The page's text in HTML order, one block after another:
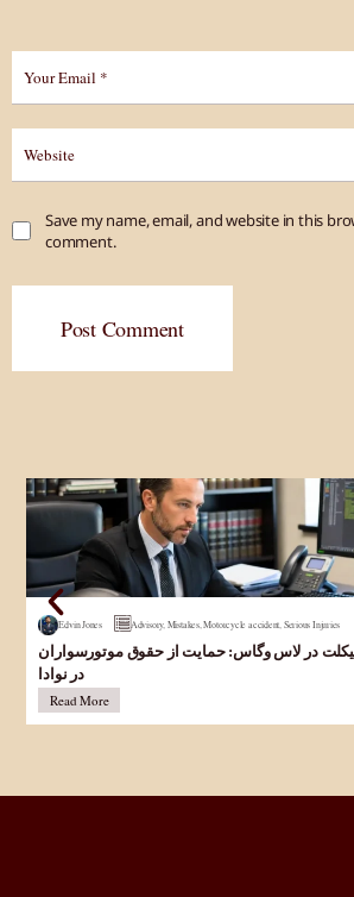
Save my name, email, and website in this
comment.
Post Comment
Edvin Jones Advisory, Mistakes,Motorcycle accident Serious Injuries
در لاس وگاس: حمایت از حقوق موتورسواران
در نوادا
Read More